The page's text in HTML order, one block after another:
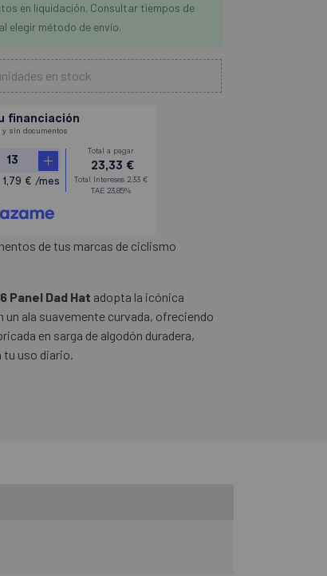
en liquidación. Consultar tiempos de
elegir método de envío.
en stock
de tus marcas de ciclismo
Panel Dad Hat adopta la icónica
un ala suavemente curvada, ofreciendo
en sarga de algodón duradera,
tu uso diario.